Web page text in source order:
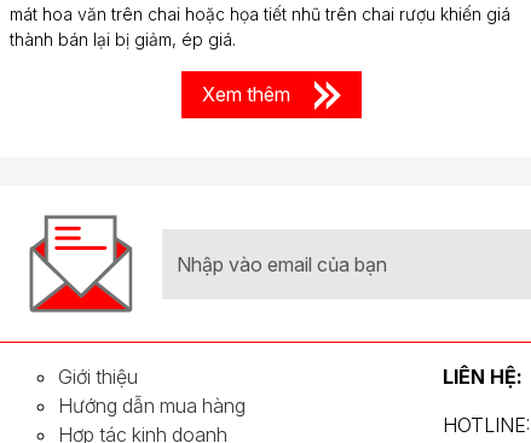
mát hoa văn trên chai hoặc họa tiết nhũ trên chai rượu khiến giá
thành bán lại bị giảm, ép giá.
Xem thêm
Giới thiệu
Hướng dẫn mua hàng
Hợp tác kinh doanh
LIÊN HỆ:
HOTLINE: